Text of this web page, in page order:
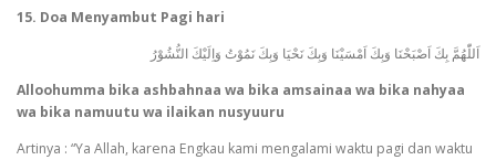
15. Doa Menyambut Pagi hari
اَللّٰهُمَّ بِكَ اَصْبَحْنَا وَبِكَ اَمْسَيْنَا وَبِكَ نَحْيَا وَبِكَ نَمُوْتُ وَاِلَيْكَ النُّشُوْرُ
Alloohumma bika ashbahnaa wa bika amsainaa wa bika nahyaa
wa bika namuutu wa ilaikan nusyuuru
Artinya : “Ya Allah, karena Engkau kami mengalami waktu pagi dan waktu